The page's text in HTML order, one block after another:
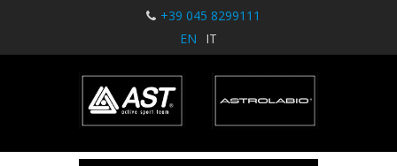
+39 045 8299111
EN
IT